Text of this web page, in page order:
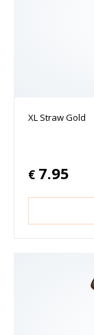
XL Straw Gold
€ 7.95